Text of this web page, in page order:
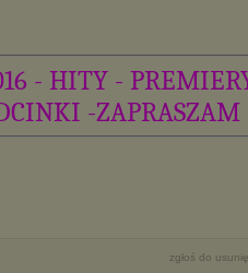
- HITY -
-ZAPRASZAM
zgłoś do